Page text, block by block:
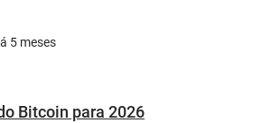
5 meses
Bitcoin para 2026